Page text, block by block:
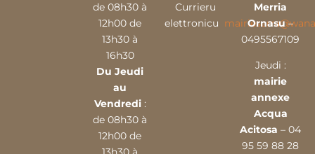
de 08h30 à
12h00 de
13h30 à
16h30
Du Jeudi
au
Vendredi:
de 08h30 à
12h00 de
Currieru
elettronicu
Merria
Ornasu–
0495567109
Jeudi :
mairie
annexe
Acqua
Acitosa – 04
95 59 88 28